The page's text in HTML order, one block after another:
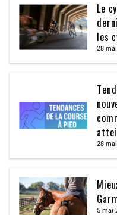
Le
les
28
28
5 mai